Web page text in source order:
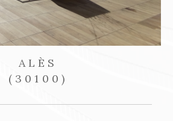
SAINT-AMBROIX
(30500)